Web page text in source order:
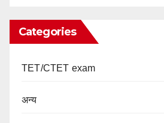
Categories
TET/CTET exam
अन्य